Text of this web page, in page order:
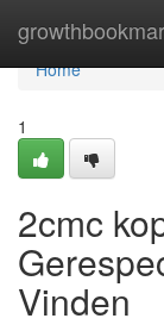
Home
Home
1
2cmc
Vinden